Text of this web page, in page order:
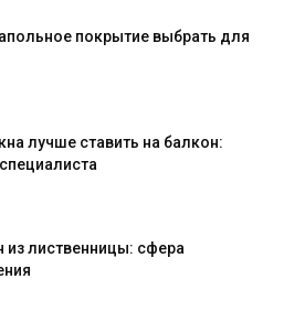
покрытие выбрать для
лучше ставить на балкон:
из лиственницы: сфера